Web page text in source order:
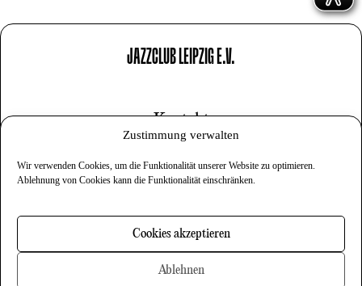
Zustimmung verwalten
Wir verwenden Cookies, um die Funktionalität unserer Website zu optimieren.
Ablehnung von Cookies kann die Funktionalität einschränken.
Cookies akzeptieren
Ablehnen
JAZZCLUB LEIPZIG E.V.
Kontakt
Datenschutz
Newsletter